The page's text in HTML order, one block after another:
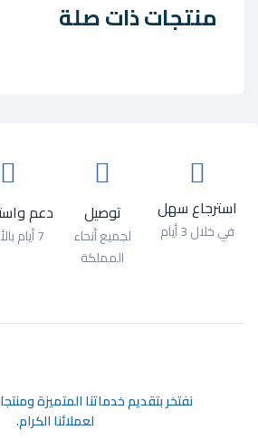
منتجات ذات صلة
استرجاع سهل
في خلال 3 أيام
توصيل
لجميع أنحاء
المملكة
دعم
7 أيام بالأسبوع
ﻧﻔﺘﺨﺮ ﺑﺘﻘﺪﻳﻢ ﺧﺪﻣﺎﺗﻨﺎ اﻟﻤﺘﻤﻴﺰة
ﻟﻌﻤﻼﺋﻨﺎ اﻟﻜﺮام.